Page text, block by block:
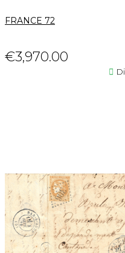
FRANCE 72
€3,970.00
